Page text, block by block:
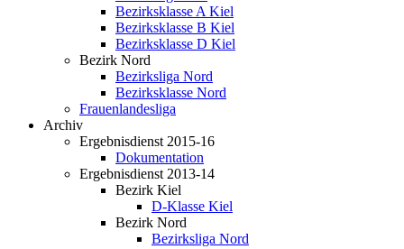
Bezirksklasse A Kiel
Bezirksklasse B Kiel
Bezirksklasse D Kiel
Bezirk Nord
Bezirksliga Nord
Bezirksklasse Nord
Frauenlandesliga
Archiv
Ergebnisdienst 2015-16
Dokumentation
Ergebnisdienst 2013-14
Bezirk Kiel
D-Klasse Kiel
Bezirk Nord
Bezirksliga Nord